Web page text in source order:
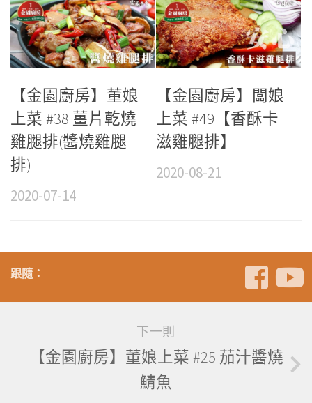
【金園廚房】董娘
上菜 #38 薑片乾燒
雞腿排(醬燒雞腿
排)
2020-07-14
【金園廚房】闆娘
上菜 #49【香酥卡
滋雞腿排】
2020-08-21
跟隨：
下一則
【金園廚房】董娘上菜 #25 茄汁醬燒
鯖魚